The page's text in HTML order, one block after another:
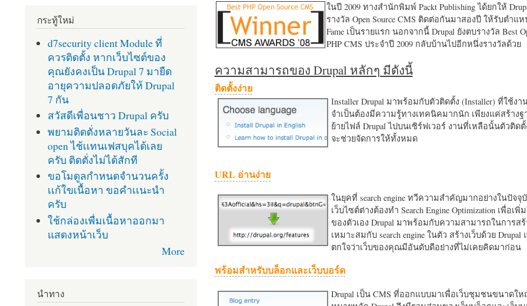
ในปี 2009 ทางสำนักพิมพ์ Packt Publishing ได้ยกให้
รางวัล Open Source CMS ติดต่อกันมาสองปี ให้รับตำแ
Fame เป็นรายแรก นอกจากนี้ Drupal ยังตบรางวัล Best
PHP CMS ประจำปี 2009 กลับบ้านไปอีกหนึ่งรางวัลด้วย
ความสามารถของ Drupal หลักๆ มีดังนี้
ติดตั้งง่าย
Installer Drupal มาพร้อมกับตัวติดตั้ง (Installer) ที่ใช้งา
จำเป็นต้องมีความรู้ทางเทคนิคมากนัก เพียงแค่สร้าง
ย้ายไฟล์ Drupal ไปบนเซิร์ฟเวอร์ งานที่เหลือนั้นตัวติดตั้
จะช่วยจัดการให้ทั้งหมด
URL อ่านง่าย
ในยุคที่ search engine ทวีความสำคัญมากอย่างในปัจจุ
เว็บไซต์ต่างต้องทำ Search Engine Optimization เพื่อเ
ของตัวเอง Drupal มาพร้อมกับความสามารถในการสร้
เหมาะสมกับ search engine ในตัว สร้างเว็บด้วย
ตกใจว่าเว็บของคุณมีอันดับดีอย่างที่ไม่เคยคิดมาก่อน
พร้อมสำหรับบล็อกและเว็บบอร์ด
Drupal เป็น CMS ที่ออกแบบมาเพื่อเว็บชุมชนขนาดให
กระทู้ใหม่
d7security client Module ที่
ควรติดตั้ง หากเว็บไซต์ของ
คุณยังคงเป็น Drupal 7 มายืด
อายุความปลอดภัยให้ Drupal
7 กัน
สวัสดีเพื่อนชาว Drupal ครับ
พยามติดตั่งหลายวันละ Social
open ไช้เเทนเฟสบุคได้เลย
ครับ ติดตั่งไม่ได้สักที
ขอโมดูลกำหนดจำนวนครั้ง
เเก้ใขเนื้อหา ขอคำเเนะนำ
ครับ
ใช้กล่องเพื่มเนื้อหาออกมา
แสดงหน้าเว็บ
More
นำทาง